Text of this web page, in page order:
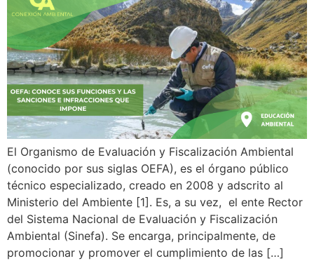
El Organismo de Evaluación y Fiscalización Ambiental
(conocido por sus siglas OEFA), es el órgano público
técnico especializado, creado en 2008 y adscrito al
Ministerio del Ambiente [1]. Es, a su vez, el ente Rector
del Sistema Nacional de Evaluación y Fiscalización
Ambiental (Sinefa). Se encarga, principalmente, de
promocionar y promover el cumplimiento de las […]